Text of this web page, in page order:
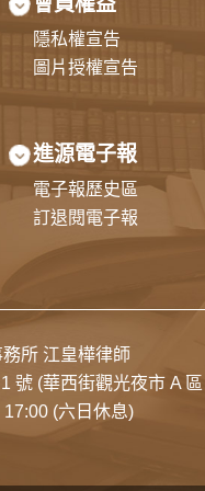
隱私權宣告
圖片授權宣告
進源電子報
電子報歷史區
訂退閱電子報
所 江皇樺律師
號 (華西街觀光夜市 A
(六日休息)